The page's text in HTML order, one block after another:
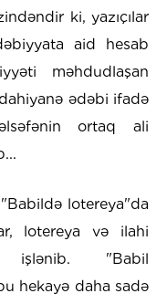
ki, yazıçılar
aid hesab
məhdudlaşan
ədəbi ifadə
ortaq ali
lotereya"da
lotereya və ilahi
"Babil
hekayə daha sadə